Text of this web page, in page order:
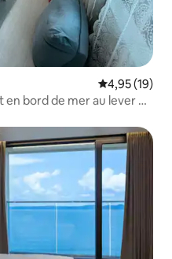
Évaluation
4,95 (19)
bord de mer au lever du